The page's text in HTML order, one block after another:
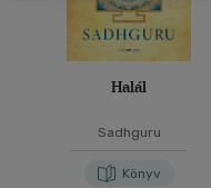
Halál
Sadhguru
Könyv